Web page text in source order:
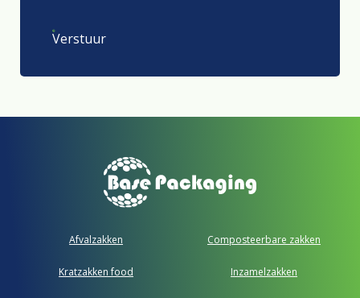
Verstuur
Afvalzakken Composteerbare zakken
Kratzakken food Inzamelzakken